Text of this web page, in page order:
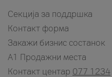
Секција за поддршка
Контакт форма
Закажи бизнис состанок
A1 Продажни места
Контакт центар 077 1234